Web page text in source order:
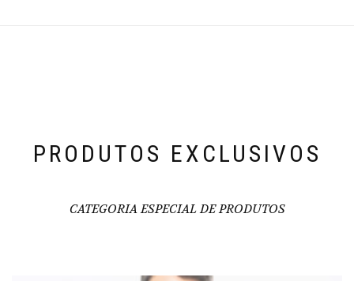
PRODUTOS EXCLUSIVOS
CATEGORIA ESPECIAL DE PRODUTOS